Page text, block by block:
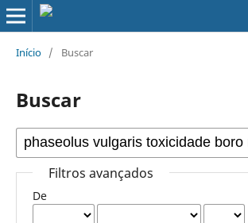
Início / Buscar
Buscar
Filtros avançados
De